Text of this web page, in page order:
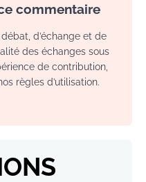
commentaire
d’échange et de
des échanges sous
de contribution,
règles d’utilisation.